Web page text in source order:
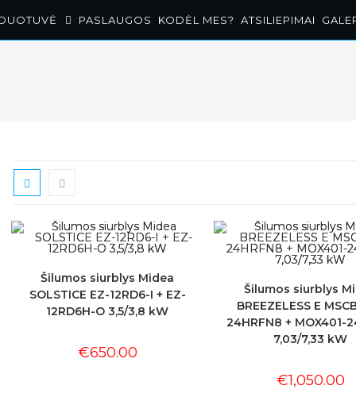
PASLAUGOS KODĖL MES? ATSILIEPIMAI
Šilumos siurblys Midea
SOLSTICE EZ-12RD6-I + EZ-
12RD6H-O 3,5/3,8 kW
€650.00
Šilumos siurblys
BREEZELESS E
24HRFN8 + MOX401-
7,03/7,33 kW
€1,050.00